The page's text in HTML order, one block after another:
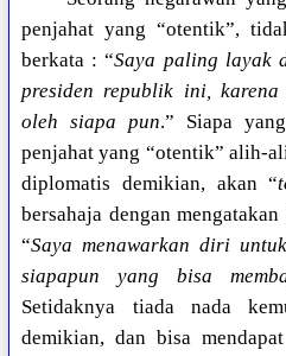
penjahat yang “otentik”,
berkata : “Saya paling layak
presiden republik ini,
oleh siapa pun.” Siapa
penjahat yang “otentik” alih-
diplomatis demikian, akan “
bersahaja dengan
“Saya menawarkan diri
siapapun yang bisa
Setidaknya tiada nada
demikian, dan bisa